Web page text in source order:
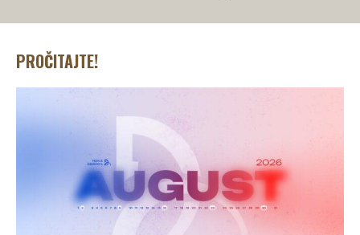
PROČITAJTE!